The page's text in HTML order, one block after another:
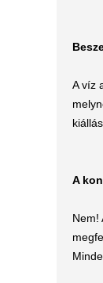
A víz
A
Nem!